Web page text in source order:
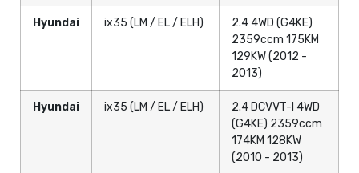
Hyundai ix35 (LM / EL / ELH)
2.4 4WD (G4KE)
2359ccm 175KM
129KW (2012 -
2013)
Hyundai ix35 (LM / EL / ELH)
2.4 DCVVT-I 4WD
(G4KE) 2359ccm
174KM 128KW
(2010 - 2013)